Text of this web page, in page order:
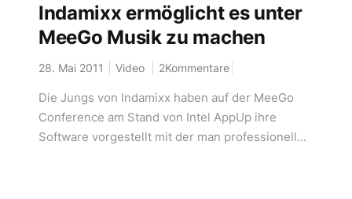
Indamixx ermöglicht es unter
MeeGo Musik zu machen
28. Mai 2011 Video 2Kommentare
Die Jungs von Indamixx haben auf der MeeGo
Conference am Stand von Intel AppUp ihre
Software vorgestellt mit der man professionell...